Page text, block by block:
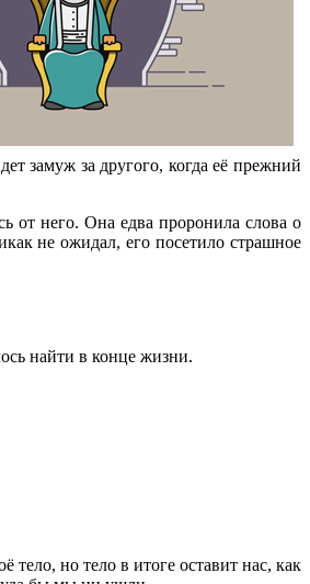
замуж за другого, когда её прежний
от него. Она едва проронила слова о
не ожидал, его посетило страшное
найти в конце жизни.
но тело в итоге оставит нас, как